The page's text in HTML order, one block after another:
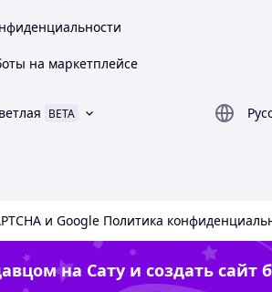
дизайном, который делает наш
мир мастерства — впечатления от
на маркетплейсе
BETA
и Google Политика
на Сату и создать сайт